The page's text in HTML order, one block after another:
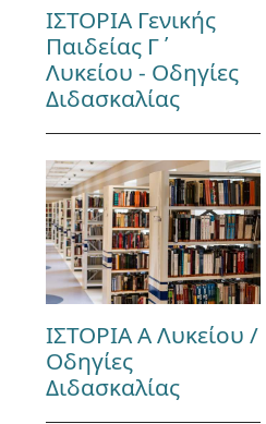
ΙΣΤΟΡΙΑ Γενικής
Παιδείας Γ΄
Λυκείου - Οδηγίες
Διδασκαλίας
ΙΣΤΟΡΙΑ Α Λυκείου /
Οδηγίες
Διδασκαλίας